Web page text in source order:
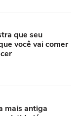
que seu
você vai comer
mais antiga